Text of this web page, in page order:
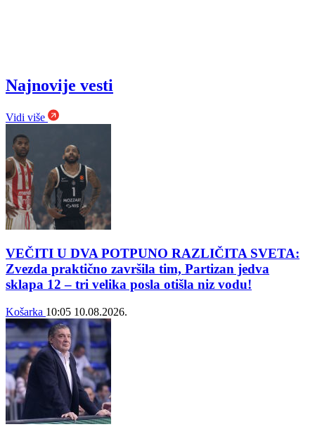
Najnovije vesti
Vidi više
VEČITI U DVA POTPUNO RAZLIČITA SVETA:
Zvezda praktično završila tim, Partizan jedva
sklapa 12 – tri velika posla otišla niz vodu!
Košarka 10:05 10.08.2026.